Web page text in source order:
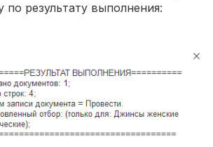
по результату выполнения: